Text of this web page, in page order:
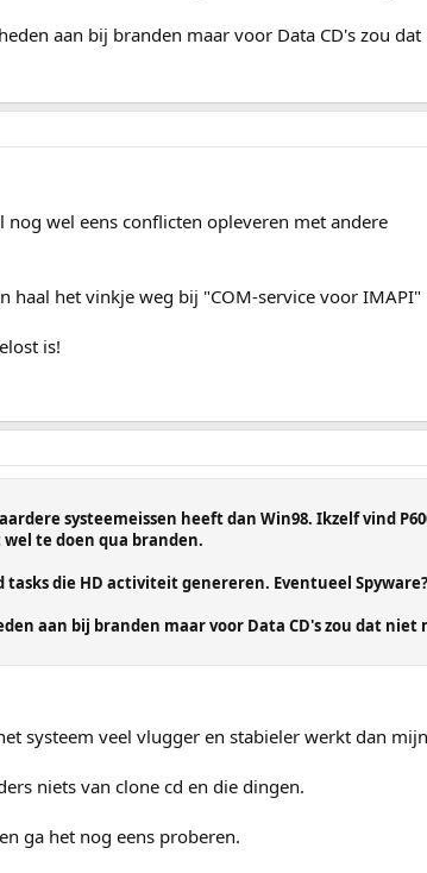
aan bij branden maar voor Data CD's zou
wel eens conflicten opleveren met andere
haal het vinkje weg bij "COM-service voor IMAPI"
is!
systeemeissen heeft dan Win98. Ikzelf vind
te doen qua branden.
die HD activiteit genereren. Eventueel Spyware?
aan bij branden maar voor Data CD's zou dat niet
systeem veel vlugger en stabieler werkt dan
niets van clone cd en die dingen.
ga het nog eens proberen.